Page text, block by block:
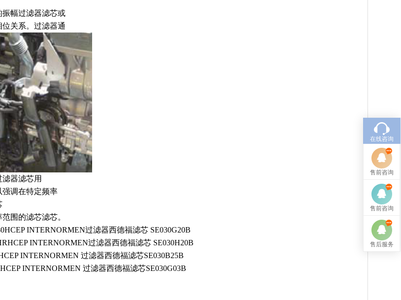
幅过滤器滤芯或
关系。过滤器通
器滤芯用
调在特定频率
围的滤芯滤芯。
INTERNORMEN过滤器西德福滤芯 SE030G20B
INTERNORMEN过滤器西德福滤芯 SE030H20B
INTERNORMEN 过滤器西德福滤芯SE030B25B
INTERNORMEN 过滤器西德福滤芯SE030G03B
在线咨询
售前咨询
售前咨询
售后服务